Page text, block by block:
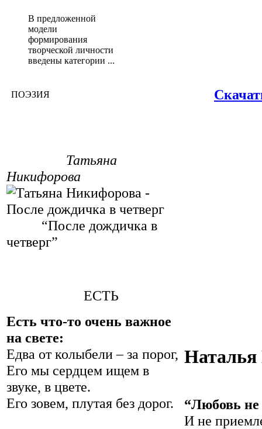
В предложенной
модели
формирования
творческой личности
введены категории ...
ПОЭЗИЯ
“Любовь не
И не
Татьяна
Никифорова
“После дождичка в
четверг”
ЕСТЬ
Есть что-то очень важное
на свете:
Едва от колыбели – за порог,
Его мы сердцем ищем в
звуке, в цвете.
Его зовем, плутая без дорог.